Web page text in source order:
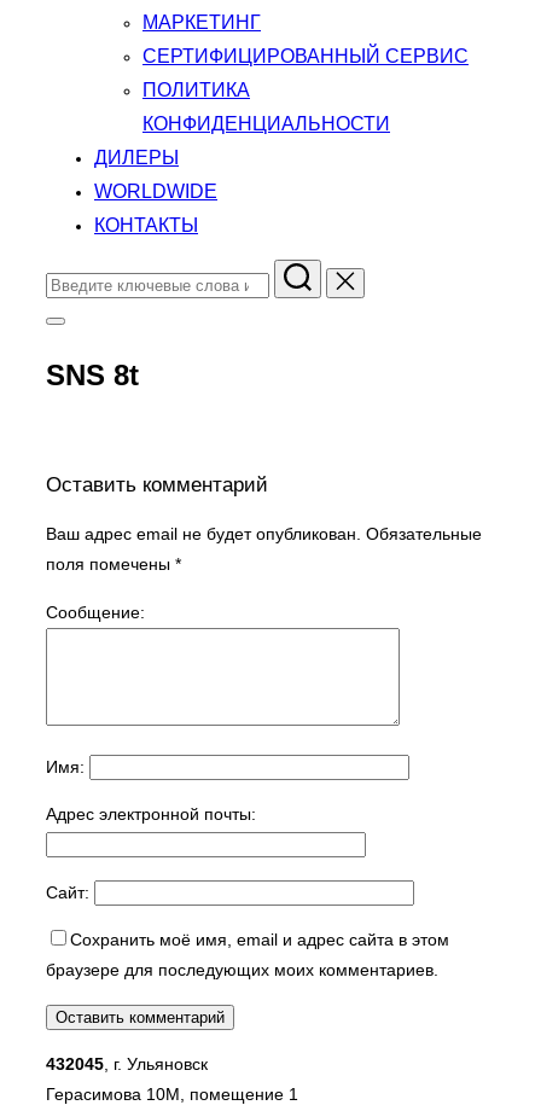
МАРКЕТИНГ
СЕРТИФИЦИРОВАННЫЙ СЕРВИС
ПОЛИТИКА
КОНФИДЕНЦИАЛЬНОСТИ
ДИЛЕРЫ
WORLDWIDE
КОНТАКТЫ
Поиск
по:
Переключить
панель
и
SNS 8t
Оставить комментарий
Ваш адрес email не будет опубликован. Обязательные
поля помечены *
Сообщение:
Имя:
Адрес электронной почты:
Сайт:
Сохранить моё имя, email и адрес сайта в этом
браузере для последующих моих комментариев.
432045, г. Ульяновск
Герасимова 10М, помещение 1